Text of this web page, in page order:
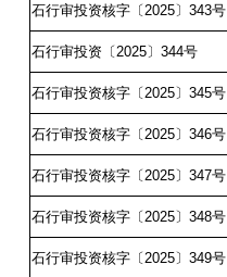
石行审投资核字〔2025〕343号
石行审投资〔2025〕344号
石行审投资核字〔2025〕345号
石行审投资核字〔2025〕346号
石行审投资核字〔2025〕347号
石行审投资核字〔2025〕348号
石行审投资核字〔2025〕349号